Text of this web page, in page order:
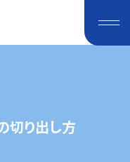
切り出し方